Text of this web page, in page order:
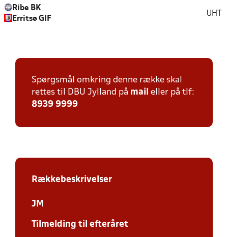
Ribe BK
Erritsø GIF
UHT
Spørgsmål omkring denne række skal
rettes til DBU Jylland på mail eller på tlf:
8939 9999
Rækkebeskrivelser
JM
Tilmelding til efteråret